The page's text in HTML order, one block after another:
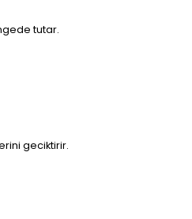
tutar.
geciktirir.